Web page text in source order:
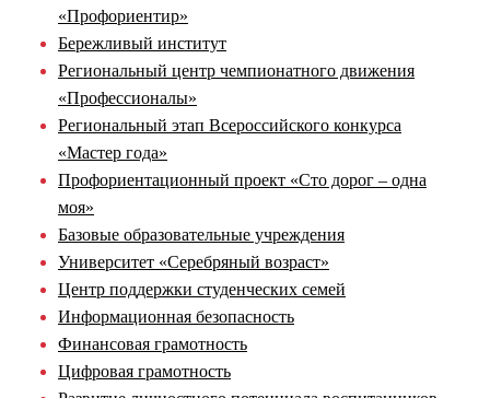
«Профориентир»
Бережливый институт
Региональный центр чемпионатного движения
«Профессионалы»
Региональный этап Всероссийского конкурса
«Мастер года»
Профориентационный проект «Сто дорог – одна
моя»
Базовые образовательные учреждения
Университет «Серебряный возраст»
Центр поддержки студенческих семей
Информационная безопасность
Финансовая грамотность
Цифровая грамотность